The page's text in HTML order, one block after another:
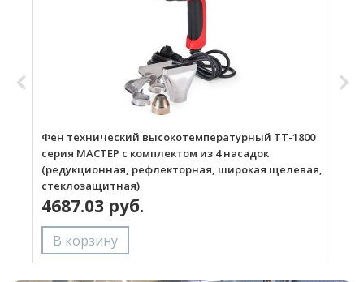
Фен технический высокотемпературный ТТ-1800
серия МАСТЕР с комплектом из 4 насадок
(редукционная, рефлекторная, широкая щелевая,
стеклозащитная)
4687.03 руб.